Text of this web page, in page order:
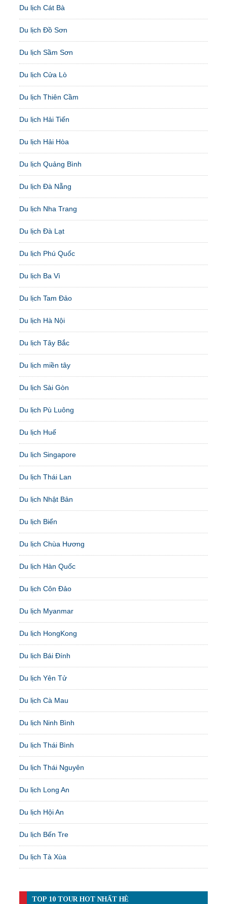
Du lịch Cát Bà
Du lịch Đồ Sơn
Du lịch Sầm Sơn
Du lịch Cửa Lò
Du lịch Thiên Cầm
Du lịch Hải Tiến
Du lịch Hải Hòa
Du lịch Quảng Bình
Du lịch Đà Nẵng
Du lịch Nha Trang
Du lịch Đà Lạt
Du lịch Phú Quốc
Du lịch Ba Vì
Du lịch Tam Đảo
Du lịch Hà Nội
Du lịch Tây Bắc
Du lịch miền tây
Du lịch Sài Gòn
Du lịch Pù Luông
Du lịch Huế
Du lịch Singapore
Du lịch Thái Lan
Du lịch Nhật Bản
Du lịch Biển
Du lịch Chùa Hương
Du lịch Hàn Quốc
Du lịch Côn Đảo
Du lịch Myanmar
Du lịch HongKong
Du lịch Bái Đính
Du lịch Yên Tử
Du lịch Cà Mau
Du lịch Ninh Bình
Du lịch Thái Bình
Du lịch Thái Nguyên
Du lịch Long An
Du lịch Hội An
Du lịch Bến Tre
Du lịch Tà Xùa
TOP 10 TOUR HOT NHẤT HÈ